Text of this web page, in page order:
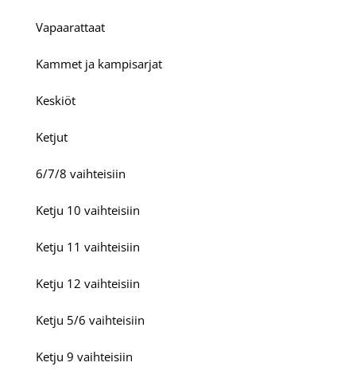
Vapaarattaat
Kammet ja kampisarjat
Keskiöt
Ketjut
6/7/8 vaihteisiin
Ketju 10 vaihteisiin
Ketju 11 vaihteisiin
Ketju 12 vaihteisiin
Ketju 5/6 vaihteisiin
Ketju 9 vaihteisiin